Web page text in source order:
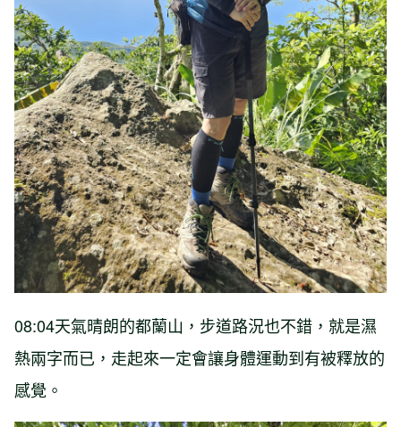
08:04天氣晴朗的都蘭山，步道路況也不錯，就是濕
熱兩字而已，走起來一定會讓身體運動到有被釋放的
感覺。